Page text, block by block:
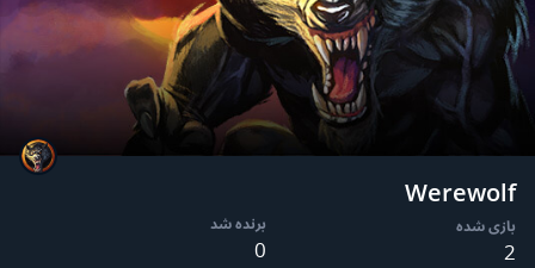
Werewolf
بازی شده
2
برنده شد
0